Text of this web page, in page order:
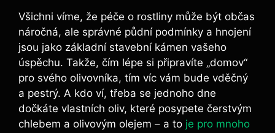
Všichni víme, že péče o rostliny může být občas
náročná, ale správné půdní podmínky a hnojení
jsou jako základní stavební kámen vašeho
úspěchu. Takže, čím lépe si připravíte „domov“
pro svého olivovníka, tím víc vám bude vděčný
a pestrý. A kdo ví, třeba se jednoho dne
dočkáte vlastních oliv, které posypete čerstvým
chlebem a olivovým olejem – a to je pro mnoho